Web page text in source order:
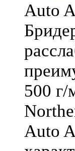
Auto
500
Auto